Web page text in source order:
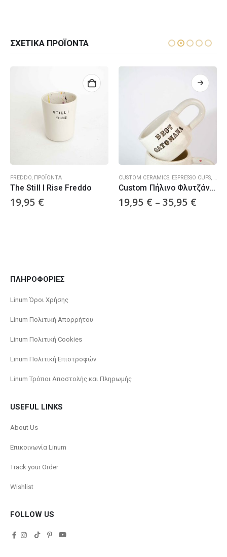
ΣΧΕΤΙΚΆ ΠΡΟΪΌΝΤΑ
FREDDO, ΠΡΟΪΌΝΤΑ
The Still I Rise Freddo
19,95 €
CUSTOM CERAMICS, ESPRESSO CUPS,
Custom Πήλινο Φλυτζάνι Εσπρέσσο
19,95 € – 35,95 €
ΠΛΗΡΟΦΟΡΙΕΣ
Linum Όροι Χρήσης
Linum Πολιτική Απορρήτου
Linum Πολιτική Cookies
Linum Πολιτική Επιστροφών
Linum Τρόποι Αποστολής και Πληρωμής
USEFUL LINKS
About Us
Επικοινωνία Linum
Track your Order
Wishlist
FOLLOW US